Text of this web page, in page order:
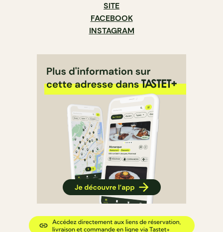
SITE
FACEBOOK
INSTAGRAM